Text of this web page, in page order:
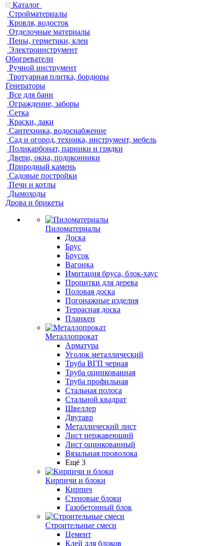
Каталог
Стройматериалы
Кровля, водосток
Отделочные материалы
Пены, герметики, клеи
Электроинструмент
Обогреватели
Ручной инструмент
Тротуарная плитка, бордюры
Генераторы
Все для бани
Ограждение, заборы
Сетка
Краски, лаки
Сантехника, водоснабжение
Сад и огород, техника, инструмент, мебель
Поликарбонат, парники и грядки
Двери, окна, подоконники
Природный камень
Садовые постройки
Печи и котлы
Дымоходы
Дрова и брикеты
Пиломатериалы
Доска
Брус
Брусок
Вагонка
Имитация бруса, блок-хаус
Пропитки для дерева
Половая доска
Погонажные изделия
Террасная доска
Планкен
Металлопрокат
Арматура
Уголок металлический
Труба ВГП черная
Труба оцинкованная
Труба профильная
Стальная полоса
Стальной квадрат
Швеллер
Двутавр
Металлический лист
Лист нержавеющий
Лист оцинкованный
Вязальная проволока
Ещё 3
Кирпичи и блоки
Кирпич
Стеновые блоки
Газобетонный блок
Строительные смеси
Цемент
Клей для блоков